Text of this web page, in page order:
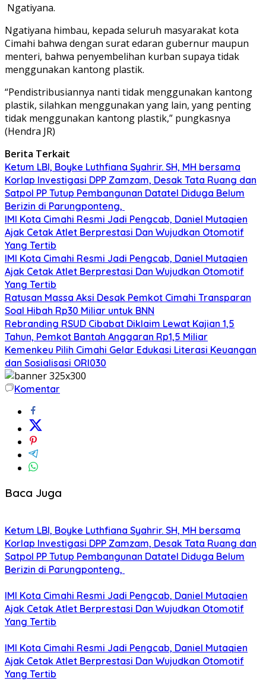
Ngatiyana.
Ngatiyana himbau, kepada seluruh masyarakat kota
Cimahi bahwa dengan surat edaran gubernur maupun
menteri, bahwa penyembelihan kurban supaya tidak
menggunakan kantong plastik.
“Pendistribusiannya nanti tidak menggunakan kantong
plastik, silahkan menggunakan yang lain, yang penting
tidak menggunakan kantong plastik,” pungkasnya
(Hendra JR)
Berita Terkait
Ketum LBI, Boyke Luthfiana Syahrir. SH, MH bersama
Korlap Investigasi DPP Zamzam, Desak Tata Ruang dan
Satpol PP Tutup Pembangunan Datatel Diduga Belum
Berizin di Parungponteng,
IMI Kota Cimahi Resmi Jadi Pengcab, Daniel Mutaqien
Ajak Cetak Atlet Berprestasi Dan Wujudkan Otomotif
Yang Tertib
IMI Kota Cimahi Resmi Jadi Pengcab, Daniel Mutaqien
Ajak Cetak Atlet Berprestasi Dan Wujudkan Otomotif
Yang Tertib
Ratusan Massa Aksi Desak Pemkot Cimahi Transparan
Soal Hibah Rp30 Miliar untuk BNN
Rebranding RSUD Cibabat Diklaim Lewat Kajian 1,5
Tahun, Pemkot Bantah Anggaran Rp1,5 Miliar
Kemenkeu Pilih Cimahi Gelar Edukasi Literasi Keuangan
dan Sosialisasi ORI030
Komentar
Baca Juga
Ketum LBI, Boyke Luthfiana Syahrir. SH, MH bersama
Korlap Investigasi DPP Zamzam, Desak Tata Ruang dan
Satpol PP Tutup Pembangunan Datatel Diduga Belum
Berizin di Parungponteng,
IMI Kota Cimahi Resmi Jadi Pengcab, Daniel Mutaqien
Ajak Cetak Atlet Berprestasi Dan Wujudkan Otomotif
Yang Tertib
IMI Kota Cimahi Resmi Jadi Pengcab, Daniel Mutaqien
Ajak Cetak Atlet Berprestasi Dan Wujudkan Otomotif
Yang Tertib